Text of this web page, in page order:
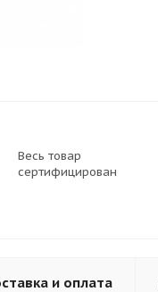
Весь товар
сертифицирован
и оплата